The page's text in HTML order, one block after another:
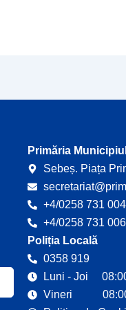
Primăria
Sebeș. Piața
+4/0258 731 004
+4/0258 731 006
Poliția Locală
0358 919
Luni - Joi
Vineri 08:00